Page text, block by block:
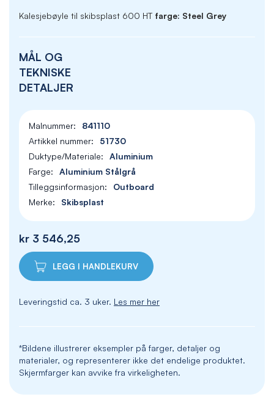
Kalesjebøyle til skibsplast 600 HT farge: Steel Grey
MÅL OG
TEKNISKE
DETALJER
841110
51730
Aluminium
Aluminium Stålgrå
Outboard
Skibsplast
kr 3 546,25
LEGG I HANDLEKURV
Leveringstid ca. 3 uker. Les mer her
*Bildene illustrerer eksempler på farger, detaljer og
materialer, og representerer ikke det endelige produktet.
Skjermfarger kan avvike fra virkeligheten.